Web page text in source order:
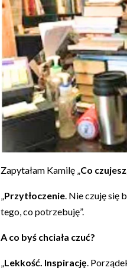
Zapytałam Kamilę „ Co
Przytłoczenie . Nie czuję się
tego, co potrzebuję”.
A co byś chciała czuć?
Lekkość. Inspirację .